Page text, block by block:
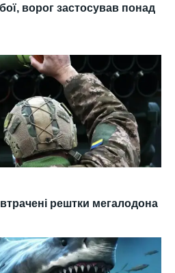
ворог застосував понад
рештки мегалодона